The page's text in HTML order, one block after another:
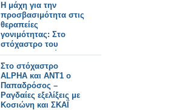
Η μάχη για την
προσβασιμότητα στις
θεραπείες
γονιμότητας: Στο
στόχαστρο του
φαρμακευτικού
κόσμου οι πρακτικές
της εταιρείας Merck
Στο στόχαστρο
ALPHA και ΑΝΤ1 ο
Παπαδρόσος –
Ραγδαίες εξελίξεις με
Κοσιώνη και ΣΚΑΪ